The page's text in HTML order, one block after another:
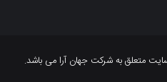
متعلق به شرکت جهان آرا می باشد.